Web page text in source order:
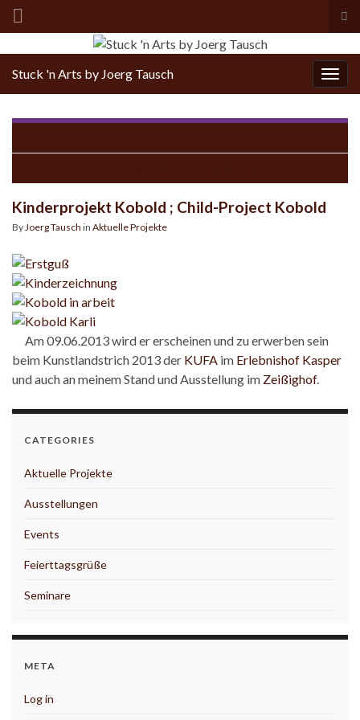
Stuck 'n Arts by Joerg Tausch
Kinderprojekt Kobold ; Child-Project Kobold
By Joerg Tausch in Aktuelle Projekte
Am 09.06.2013 wird er erscheinen und zu erwerben sein
beim Kunstlandstrich 2013 der KUFA im Erlebnishof Kasper
und auch an meinem Stand und Ausstellung im Zeißighof.
CATEGORIES
Aktuelle Projekte
Ausstellungen
Events
Feierttagsgrüße
Seminare
META
Log in